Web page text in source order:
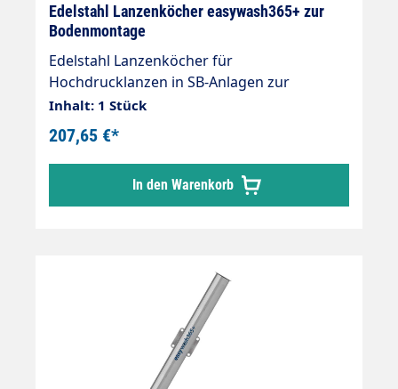
Edelstahl Lanzenköcher easywash365+ zur
Bodenmontage
Edelstahl Lanzenköcher für
Hochdrucklanzen in SB-Anlagen zur
Montage auf den Boden. Mit Abflussstutzen
28 mm. Rohrlänge 730 mm.
Rohrdurchmesser 60 mm
Inhalt: 1 Stück
207,65 €*
In den Warenkorb